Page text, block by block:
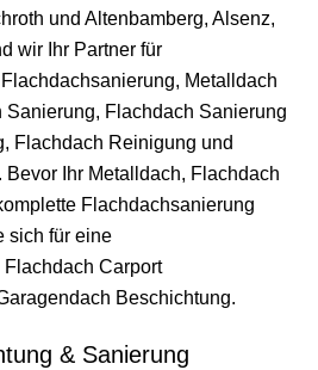
und Altenbamberg, Alsenz,
wir Ihr Partner für
Metalldach
Sanierung, Flachdach Sanierung
Flachdach Reinigung und
Ihr Metalldach, Flachdach
Flachdachsanierung
sich für eine
Carport
Beschichtung.
& Sanierung